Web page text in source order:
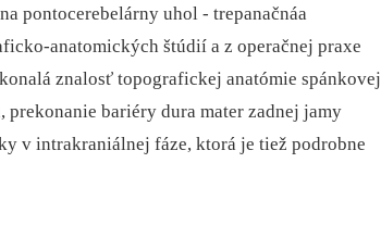
pontocerebelárny uhol -⁠ trepanačnáa
anatomických štúdií a z operačnej praxe
znalosť topografickej anatómie spánkovej
bariéry dura mater zadnej jamy
v intrakraniálnej fáze, ktorá je tiež podrobne